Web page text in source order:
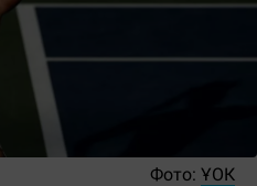
Фото: ҰОК